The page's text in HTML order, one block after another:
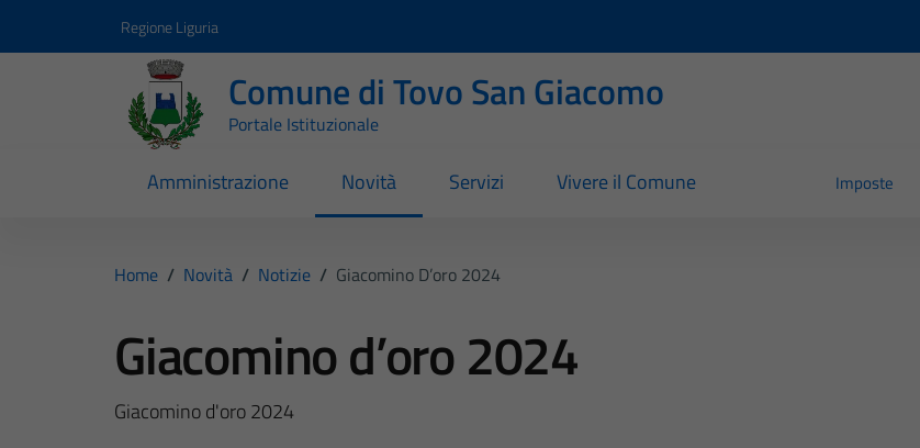
Regione Liguria
Comune di Tovo San Giacomo
Portale Istituzionale
Amministrazione Novità Servizi Vivere il Comune Imposte
Home / Novità / Notizie / Giacomino D’oro 2024
Giacomino d’oro 2024
Giacomino d'oro 2024